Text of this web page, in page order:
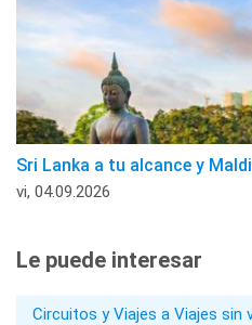
Sri Lanka a tu alcance y
vi, 04.09.2026
Le puede interesar
Circuitos y Viajes a Viajes sin